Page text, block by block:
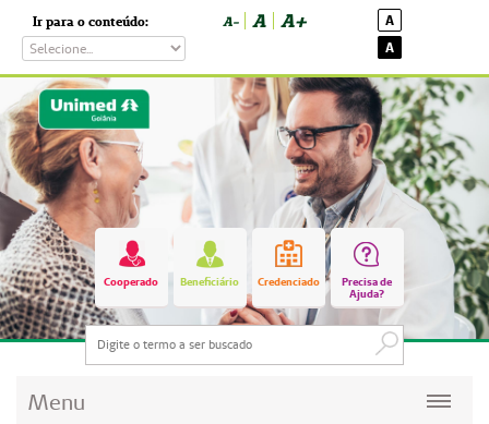
Ir para o conteúdo: A- A A+
A
A
Cooperado Beneficiário Credenciado
Precisa de
Ajuda?
Menu